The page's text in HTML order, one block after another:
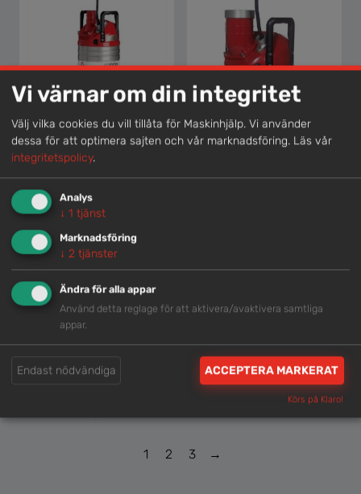
CENTRIFUGALPUMP 4 <3000 L/MIN, EL
LÅGSUGSKRAGE TILL 642422
1 2 3 →
Vi värnar om din integritet
Välj vilka cookies du vill tillåta för Maskinhjälp. Vi använder
dessa för att optimera sajten och vår marknadsföring. Läs vår
integritetspolicy.
Analys
↓ 1 tjänst
Marknadsföring
↓ 2 tjänster
Ändra för alla appar
Använd detta reglage för att aktivera/avaktivera samtliga
appar.
Endast nödvändiga ACCEPTERA MARKERAT
Körs på Klaro!